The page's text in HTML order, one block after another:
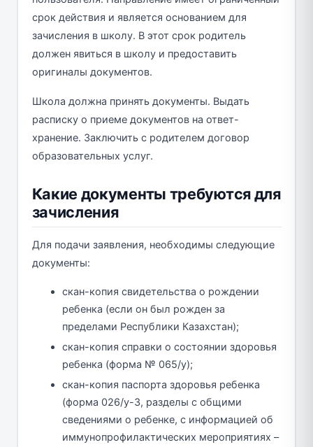
срок действия и является основанием для
зачисления в школу. В этот срок родитель
должен явиться в школу и предоставить
оригиналы документов.
Школа должна принять документы. Выдать
расписку о приеме документов на ответ-
хранение. Заключить с родителем договор
образовательных услуг.
Какие документы требуются для
зачисления
Для подачи заявления, необходимы следующие
документы:
скан-копия свидетельства о рождении
ребенка (если он был рожден за
пределами Республики Казахстан);
скан-копия справки о состоянии здоровья
ребенка (форма № 065/у);
скан-копия паспорта здоровья ребенка
(форма 026/у-3, разделы с общими
сведениями о ребенке, с информацией об
иммунопрофилактических мероприятиях –